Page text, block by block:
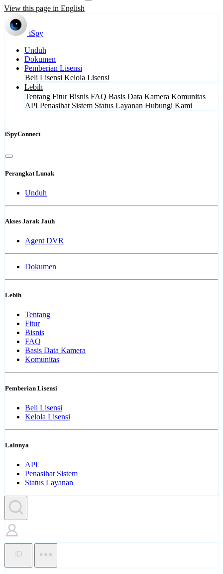
View this page in English
iSpy
Unduh
Dokumen
Pemberian Lisensi
Beli Lisensi Kelola Lisensi
Lebih
Tentang Fitur Bisnis FAQ Basis Data Kamera Komunitas
API Penasihat Sistem Status Layanan Hubungi Kami
iSpyConnect
Perangkat Lunak
Unduh
Akses Jarak Jauh
Agent DVR
Dokumen
Lebih
Tentang
Fitur
Bisnis
FAQ
Basis Data Kamera
Komunitas
Pemberian Lisensi
Beli Lisensi
Kelola Lisensi
Lainnya
API
Penasihat Sistem
Status Layanan
ID